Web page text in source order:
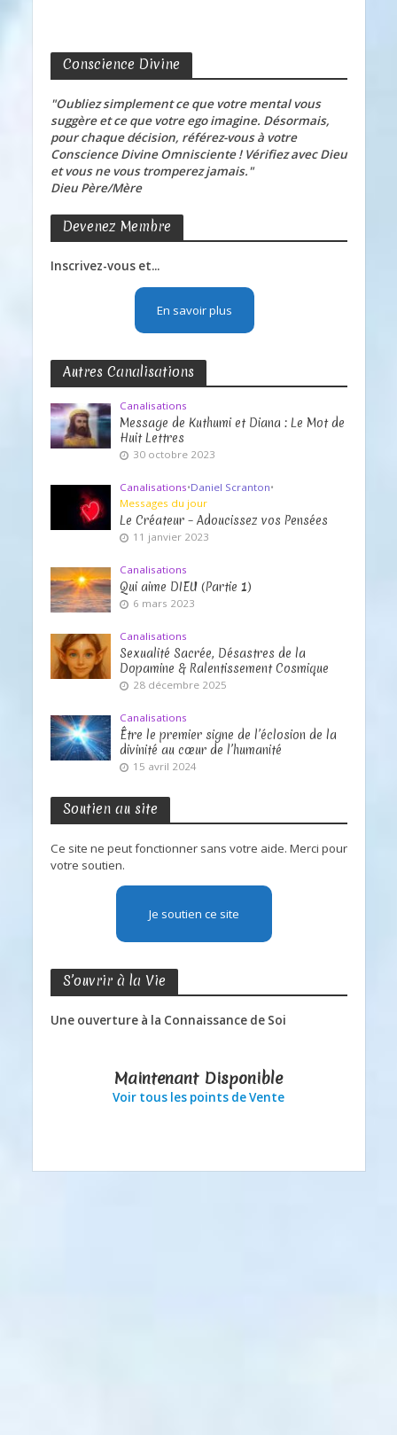
Conscience Divine
"Oubliez simplement ce que votre mental vous
suggère et ce que votre ego imagine. Désormais,
pour chaque décision, référez-vous à votre
Conscience Divine Omnisciente ! Vérifiez avec Dieu
et vous ne vous tromperez jamais."
Dieu Père/Mère
Devenez Membre
Inscrivez-vous et...
En savoir plus
Autres Canalisations
Canalisations
Message de Kuthumi et Diana : Le Mot de
Huit Lettres
30 octobre 2023
Canalisations•Daniel Scranton•
Messages du jour
Le Créateur – Adoucissez vos Pensées
11 janvier 2023
Canalisations
Qui aime DIEU (Partie 1)
6 mars 2023
Canalisations
Sexualité Sacrée, Désastres de la
Dopamine & Ralentissement Cosmique
28 décembre 2025
Canalisations
Être le premier signe de l’éclosion de la
divinité au cœur de l’humanité
15 avril 2024
Soutien au site
Ce site ne peut fonctionner sans votre aide. Merci pour
votre soutien.
Je soutien ce site
S’ouvrir à la Vie
Une ouverture à la Connaissance de Soi
Maintenant Disponible
Voir tous les points de Vente